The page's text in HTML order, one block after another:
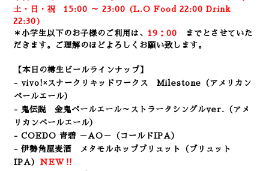
土・日・祝 15:00 ～ 23:00 (L.O Food 22:00 Drink
22:30)
＊小学生以下のお子様のご利用は、 19：00
までとさせていた
だきます。ご理解のほどよろしくお願い致します。
【本日の樽生ビールラインナップ】
- vivo!×スナークリキッドワークス Milestone（アメリカン
ペールエール）
- 鬼伝説 金鬼ペールエール～ストラータシングルver. （アメ
リカンペールエール）
- COEDO 青碧 －AO－（コールドIPA）
- 伊勢角屋麦酒 メタモルホップブリュット
（ブリュット
IPA） NEW‼